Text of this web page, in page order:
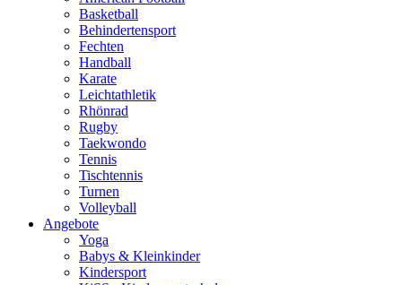
Basketball
Behindertensport
Fechten
Handball
Karate
Leichtathletik
Rhönrad
Rugby
Taekwondo
Tennis
Tischtennis
Turnen
Volleyball
Angebote
Yoga
Babys & Kleinkinder
Kindersport